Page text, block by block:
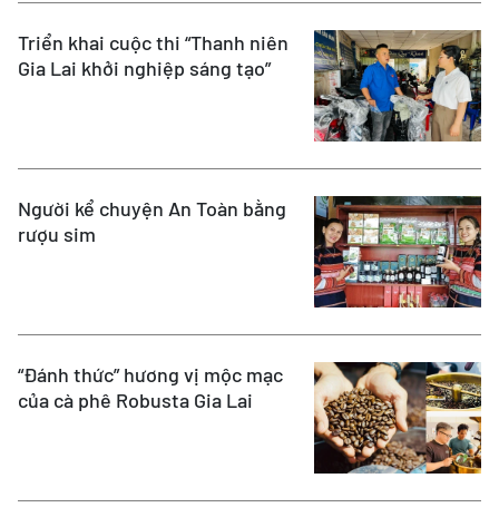
Triển khai cuộc thi “Thanh niên
Gia Lai khởi nghiệp sáng tạo”
Người kể chuyện An Toàn bằng
rượu sim
“Đánh thức” hương vị mộc mạc
của cà phê Robusta Gia Lai